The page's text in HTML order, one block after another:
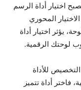
اختيار أداة الرسم
المحوري
يؤثر اختيار أداة
لوحتك الرقمية.
للأداة
فاختر أداة تتميز